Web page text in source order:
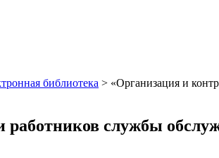
библиотека > «Организация и
службы